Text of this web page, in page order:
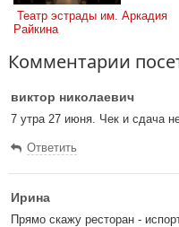
Райкина
Комментарии
виктор николаевич
7 утра 27 июня. Чек и сдача
Ответить
Ирина
Прямо скажу ресторан -